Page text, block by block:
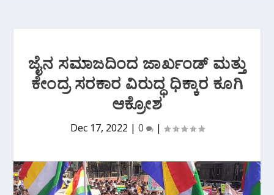
ಜೈನ ಸಮಾಜದಿಂದ ಜಾರ್ಖಂಡ್ ಮತ್ತು
ಕೇಂದ್ರ ಸರಕಾರ ವಿರುದ್ಧ ಧಿಕ್ಕಾರ ಕೂಗಿ
ಆಕ್ರೋಶ
Dec 17, 2022 | 0 |